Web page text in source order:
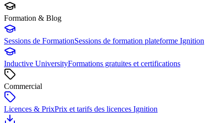
Formation & Blog
Sessions de FormationSessions de formation plateforme Ignition
Inductive UniversityFormations gratuites et certifications
Commercial
Licences & PrixPrix et tarifs des licences Ignition